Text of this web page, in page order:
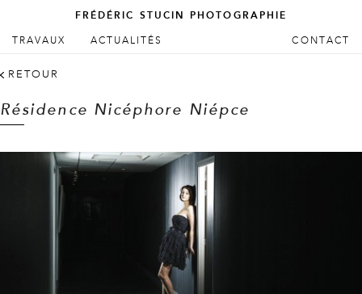
FRÉDÉRIC STUCIN PHOTOGRAPHIE
Menu principal
ALLER AU CONTENU PRINCIPAL
ALLER AU CONTENU SECONDAIRE
TRAVAUX ACTUALITÉS CONTACT
RETOUR
Résidence Nicéphore Niépce